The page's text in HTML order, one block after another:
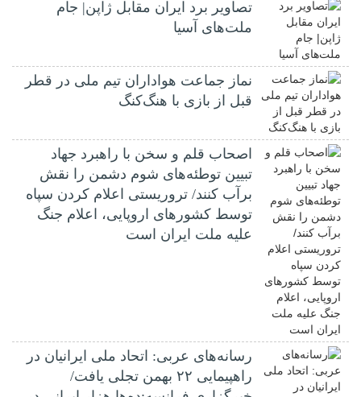
تصاویر برد ایران مقابل ژاپن| جام
ملت‌های آسیا
نماز جماعت هواداران تیم ملی در قطر
قبل از بازی با هنگ‌کنگ
اصحاب قلم و سخن با راهبرد جهاد
تبیین توطئه‌های شوم دشمن را نقش
برآب کنند/ تروریستی اعلام کردن سپاه
توسط کشورهای اروپایی، اعلام جنگ
علیه ملت ایران است
رسانه‌های عربی: اتحاد ملی ایرانیان در
راهپیمایی ۲۲ بهمن تجلی یافت/